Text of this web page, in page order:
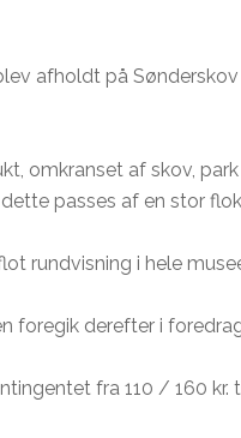
afholdt på
omkranset af skov,
passes af en stor
rundvisning i hele
foregik derefter i
fra 110 / 160 kr.